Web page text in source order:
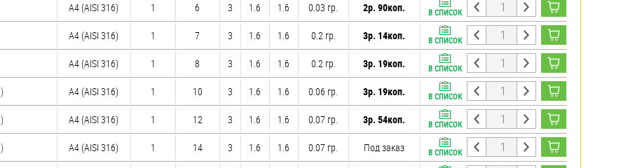
A4 (AISI 316) 1 6 3 1.6 1.6 0.03 гр. 2р. 90коп. В СПИСОК
A4 (AISI 316) 1 7 3 1.6 1.6 0.2 гр. 3р. 14коп. В СПИСОК
A4 (AISI 316) 1 8 3 1.6 1.6 0.2 гр. 3р. 19коп. В СПИСОК
A4 (AISI 316) 1 10 3 1.6 1.6 0.06 гр. 3р. 19коп. В СПИСОК
A4 (AISI 316) 1 12 3 1.6 1.6 0.07 гр. 3р. 54коп. В СПИСОК
A4 (AISI 316) 1 14 3 1.6 1.6 0.07 гр. Под заказ В СПИСОК